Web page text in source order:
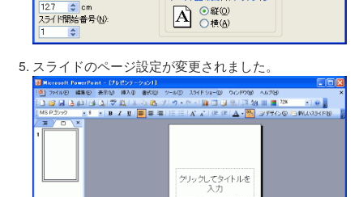
スライドのページ設定が変更されました。